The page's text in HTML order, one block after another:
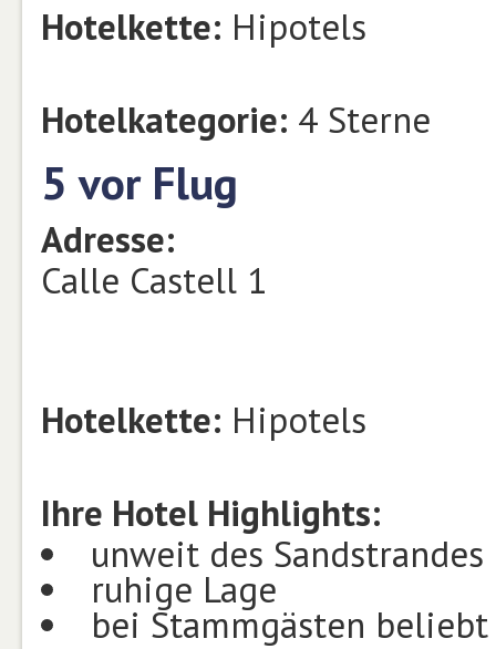
Hotelkette: Hipotels
Hotelkategorie: 4 Sterne
5 vor Flug
Adresse:
Calle Castell 1
Hotelkette: Hipotels
Ihre Hotel Highlights:
unweit des Sandstrandes
ruhige Lage
bei Stammgästen beliebt